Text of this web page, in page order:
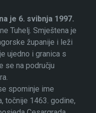
je 6. svibnja 1997.
Tuhelj. Smještena je
županije i leži
ujedno i granica s
se na području
spominje ime
točnije 1463. godine,